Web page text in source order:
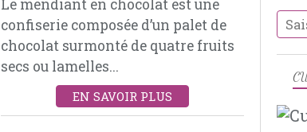
COOKIES
CHOCOLAT
BANANES
SUCRE ROUX
CASSONADE
Le mendiant en chocolat est une
confiserie composée d’un palet de
chocolat surmonté de quatre fruits
secs ou lamelles...
EN SAVOIR PLUS